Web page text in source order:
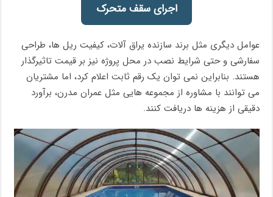
اجرای سقف متحرک
عوامل دیگری مثل برند سازنده یراق آلات، کیفیت ریل ها، طراحی
سفارشی و حتی شرایط نصب در محل پروژه نیز بر قیمت تاثیرگذار
هستند. بنابراین نمی توان یک رقم ثابت اعلام کرد، اما مشتریان
می توانند با مشاوره از مجموعه هایی مثل عمران مدرن، برآورد
دقیقی از هزینه ها دریافت کنند.